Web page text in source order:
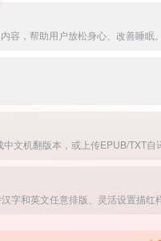
容，帮助用户放松身心、改善睡眠。
和英文任意排版、灵活设置描红